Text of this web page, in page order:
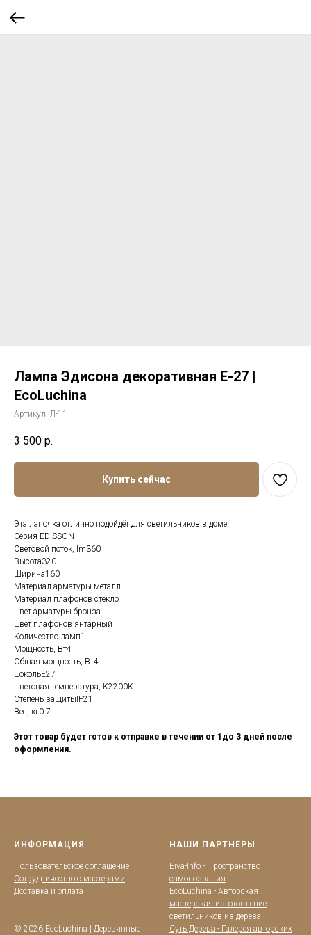
Лампа Эдисона декоративная E-27 |
EcoLuchina
Артикул: Л-11
3 500 р.
Купить сейчас
Эта лапочка отлично подойдёт для светильников в доме.
Серия EDISSON
Световой поток, lm360
Высота320
Ширина160
Материал арматуры металл
Материал плафонов стекло
Цвет арматуры бронза
Цвет плафонов янтарный
Количество ламп1
Мощность, Вт4
Общая мощность, Вт4
ЦокольE27
Цветовая температура, K2200K
Степень защитыIP21
Вес, кг0.7
Этот товар будет готов к отправке в течении от 1до 3 дней после
оформления.
ИНФОРМАЦИЯ
Пользовательское соглашение
Сотрудничество с мастерами
Доставка и оплата
© 2026 EcoLuchina | Деревянные
НАШИ ПАРТНЁРЫ
Eiva-Info - Пространство
самопознания
EcoLuchina - Авторская
мастерская изготовление
светильников из дерева
Суть Дерева - Галерея авторских